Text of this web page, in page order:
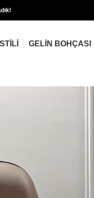
GELIN BOHÇASI